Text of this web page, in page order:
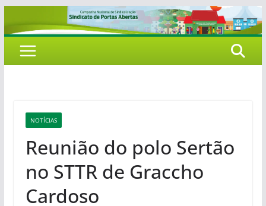
para
conteúdo
NOTÍCIAS
Reunião do polo Sertão
no STTR de Graccho
Cardoso